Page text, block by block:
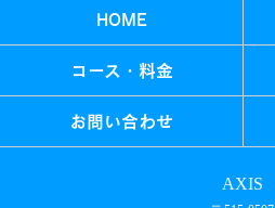
HOME
コース・料金
お問い合わせ
AXIS